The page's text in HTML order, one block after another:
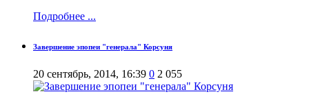
Подробнее ...
Завершение эпопеи "генерала" Корсуня
20 сентябрь, 2014, 16:39 0 2 055